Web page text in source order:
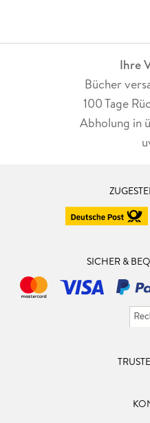
Ihre
Bücher
100 Tage
Abholung in
SICHER &